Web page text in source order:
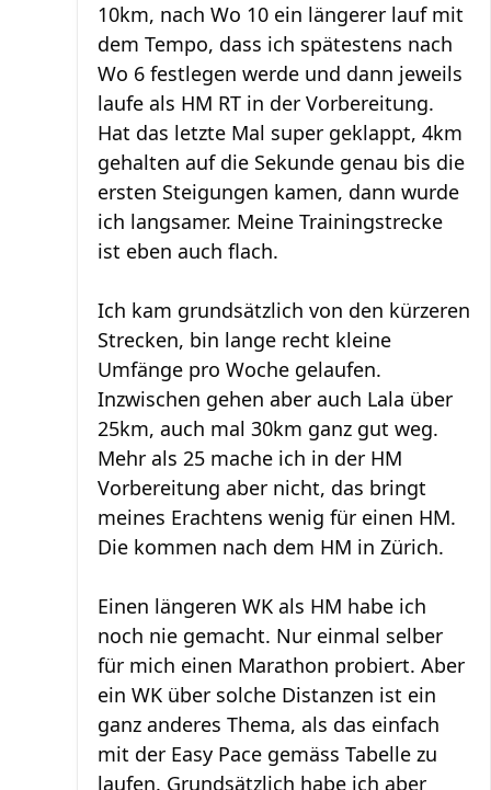
10km, nach Wo 10 ein längerer lauf mit
dem Tempo, dass ich spätestens nach
Wo 6 festlegen werde und dann jeweils
laufe als HM RT in der Vorbereitung.
Hat das letzte Mal super geklappt, 4km
gehalten auf die Sekunde genau bis die
ersten Steigungen kamen, dann wurde
ich langsamer. Meine Trainingstrecke
ist eben auch flach.
Ich kam grundsätzlich von den kürzeren
Strecken, bin lange recht kleine
Umfänge pro Woche gelaufen.
Inzwischen gehen aber auch Lala über
25km, auch mal 30km ganz gut weg.
Mehr als 25 mache ich in der HM
Vorbereitung aber nicht, das bringt
meines Erachtens wenig für einen HM.
Die kommen nach dem HM in Zürich.
Einen längeren WK als HM habe ich
noch nie gemacht. Nur einmal selber
für mich einen Marathon probiert. Aber
ein WK über solche Distanzen ist ein
ganz anderes Thema, als das einfach
mit der Easy Pace gemäss Tabelle zu
laufen. Grundsätzlich habe ich aber